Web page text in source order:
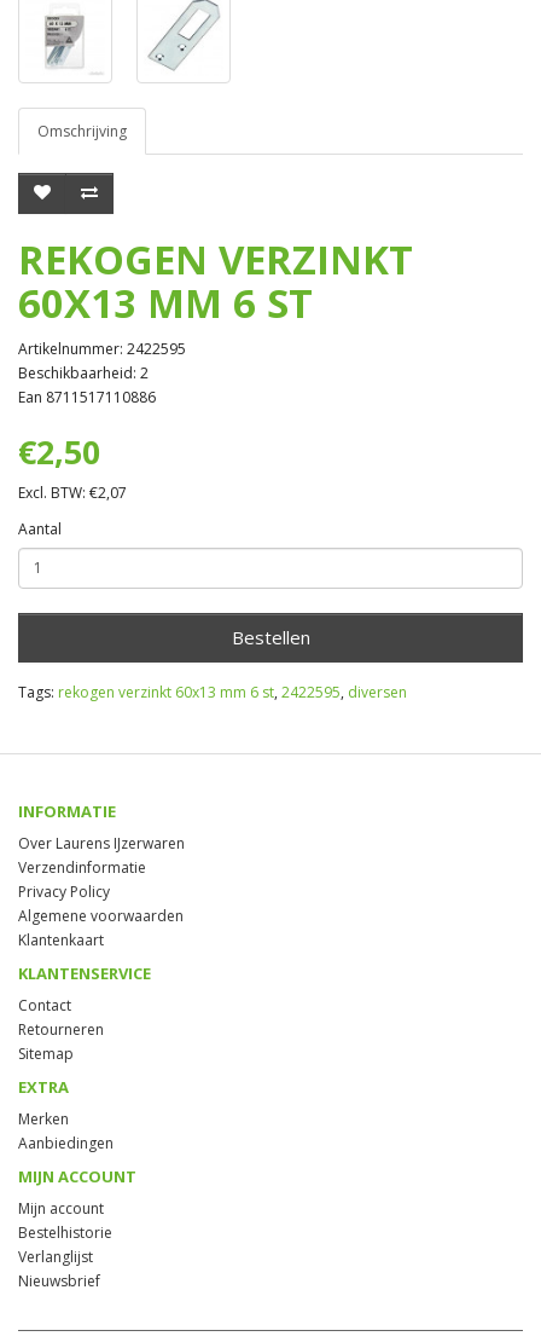
Omschrijving
REKOGEN VERZINKT
60X13 MM 6 ST
Artikelnummer: 2422595
Beschikbaarheid: 2
Ean 8711517110886
€2,50
Excl. BTW: €2,07
Aantal
Bestellen
Tags: rekogen verzinkt 60x13 mm 6 st, 2422595, diversen
INFORMATIE
Over Laurens IJzerwaren
Verzendinformatie
Privacy Policy
Algemene voorwaarden
Klantenkaart
KLANTENSERVICE
Contact
Retourneren
Sitemap
EXTRA
Merken
Aanbiedingen
MIJN ACCOUNT
Mijn account
Bestelhistorie
Verlanglijst
Nieuwsbrief